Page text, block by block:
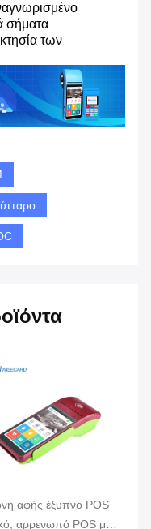
σήματα
των
αφής έξυπνο POS
αρρενωπό POS με